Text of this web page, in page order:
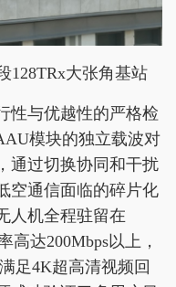
大张角基站
性与优越性的严格检
模块的独立载波对
通过切换协同和干扰
空通信面临的碎片化
人机全程驻留在
高达200Mbps以上，
足4K超高清视频回